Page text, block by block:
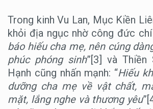
Trong kinh Vu Lan, Mục Kiền
khỏi địa ngục nhờ công đức chí
báo hiếu cha mẹ, nên cúng
phúc phóng sinh”[3] và Thiền
Hạnh cũng nhấn mạnh: “Hiếu
dưỡng cha mẹ về vật chất,
mặt, lắng nghe và thương yêu